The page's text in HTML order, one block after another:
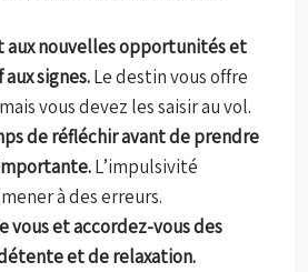
aux nouvelles opportunités et
signes.Le destin vous offre
vous devez les saisir au vol.
de réfléchir avant de prendre
L’impulsivité
à des erreurs.
vous et accordez-vous des
et de relaxation.